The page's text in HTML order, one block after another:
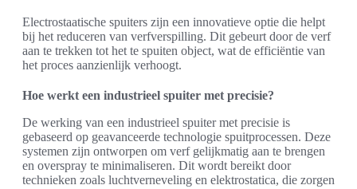
Electrostaatische spuiters zijn een innovatieve optie die helpt
bij het reduceren van verfverspilling. Dit gebeurt door de verf
aan te trekken tot het te spuiten object, wat de efficiëntie van
het proces aanzienlijk verhoogt.
Hoe werkt een industrieel spuiter met precisie?
De werking van een industrieel spuiter met precisie is
gebaseerd op geavanceerde technologie spuitprocessen. Deze
systemen zijn ontworpen om verf gelijkmatig aan te brengen
en overspray te minimaliseren. Dit wordt bereikt door
technieken zoals luchtverneveling en elektrostatica, die zorgen